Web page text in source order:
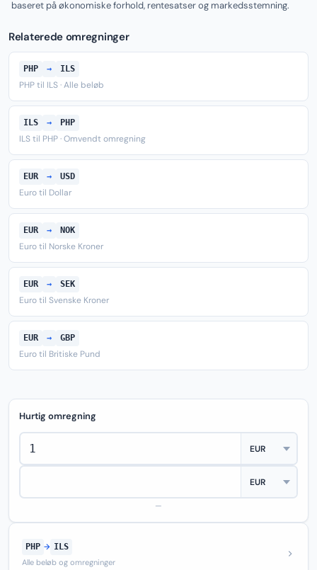
baseret på økonomiske forhold, rentesatser og markedsstemning.
Relaterede omregninger
PHP → ILS
PHP til ILS · Alle beløb
ILS → PHP
ILS til PHP · Omvendt omregning
EUR → USD
Euro til Dollar
EUR → NOK
Euro til Norske Kroner
EUR → SEK
Euro til Svenske Kroner
EUR → GBP
Euro til Britiske Pund
Hurtig omregning
—
PHP → ILS
Alle beløb og omregninger